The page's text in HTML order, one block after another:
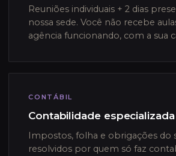
Reuniões individuais + 2 dias
nossa sede. Você não recebe
agência funcionando, com a sua
CONTÁBIL
Contabilidade
Impostos, folha e obrigações do
resolvidos por quem só faz